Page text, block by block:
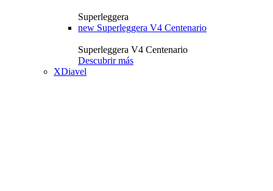
Superleggera
new Superleggera V4 Centenario
Superleggera V4 Centenario
Descubrir más
XDiavel